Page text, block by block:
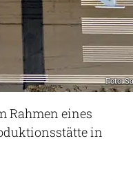
Foto:
Rahmen eines
in